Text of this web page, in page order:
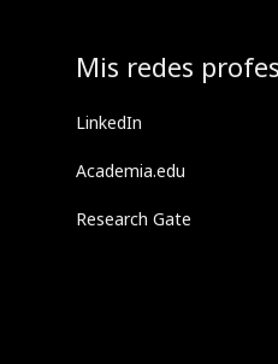
Mis redes
LinkedIn
Academia.edu
Research Gate